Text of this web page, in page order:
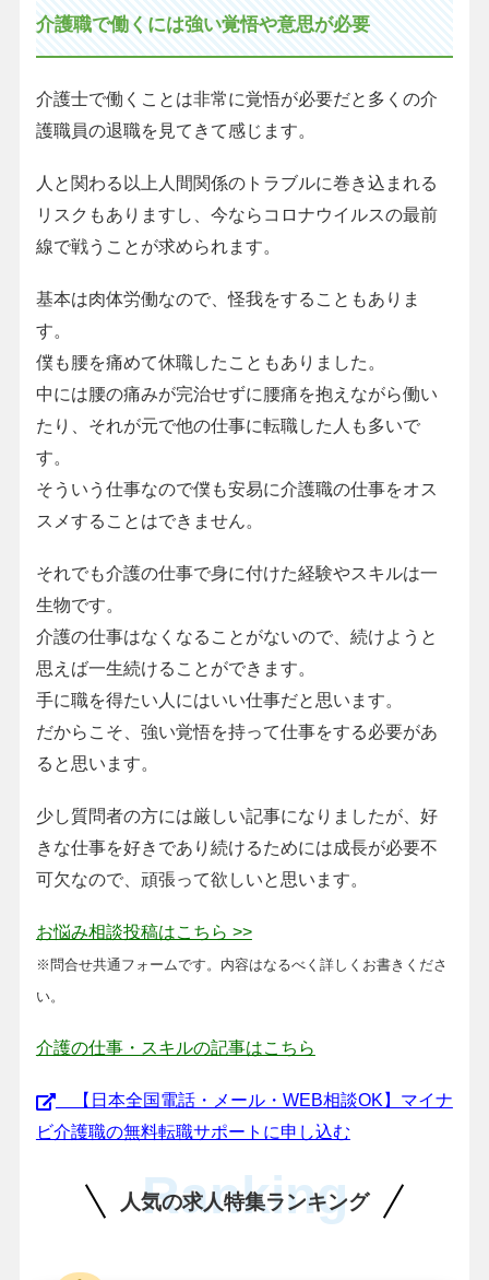
介護職で働くには強い覚悟や意思が必要
介護士で働くことは非常に覚悟が必要だと多くの介
護職員の退職を見てきて感じます。
人と関わる以上人間関係のトラブルに巻き込まれる
リスクもありますし、今ならコロナウイルスの最前
線で戦うことが求められます。
基本は肉体労働なので、怪我をすることもありま
す。
僕も腰を痛めて休職したこともありました。
中には腰の痛みが完治せずに腰痛を抱えながら働い
たり、それが元で他の仕事に転職した人も多いで
す。
そういう仕事なので僕も安易に介護職の仕事をオス
スメすることはできません。
それでも介護の仕事で身に付けた経験やスキルは一
生物です。
介護の仕事はなくなることがないので、続けようと
思えば一生続けることができます。
手に職を得たい人にはいい仕事だと思います。
だからこそ、強い覚悟を持って仕事をする必要があ
ると思います。
少し質問者の方には厳しい記事になりましたが、好
きな仕事を好きであり続けるためには成長が必要不
可欠なので、頑張って欲しいと思います。
お悩み相談投稿はこちら >>
※問合せ共通フォームです。内容はなるべく詳しくお書きくださ
い。
介護の仕事・スキルの記事はこちら
【日本全国電話・メール・WEB相談OK】マイナ
ビ介護職の無料転職サポートに申し込む
人気の求人特集ランキング
Ranking